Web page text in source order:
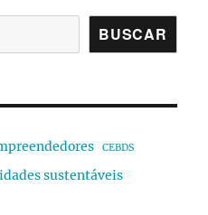
BUSCAR
CEBDS
sustentáveis